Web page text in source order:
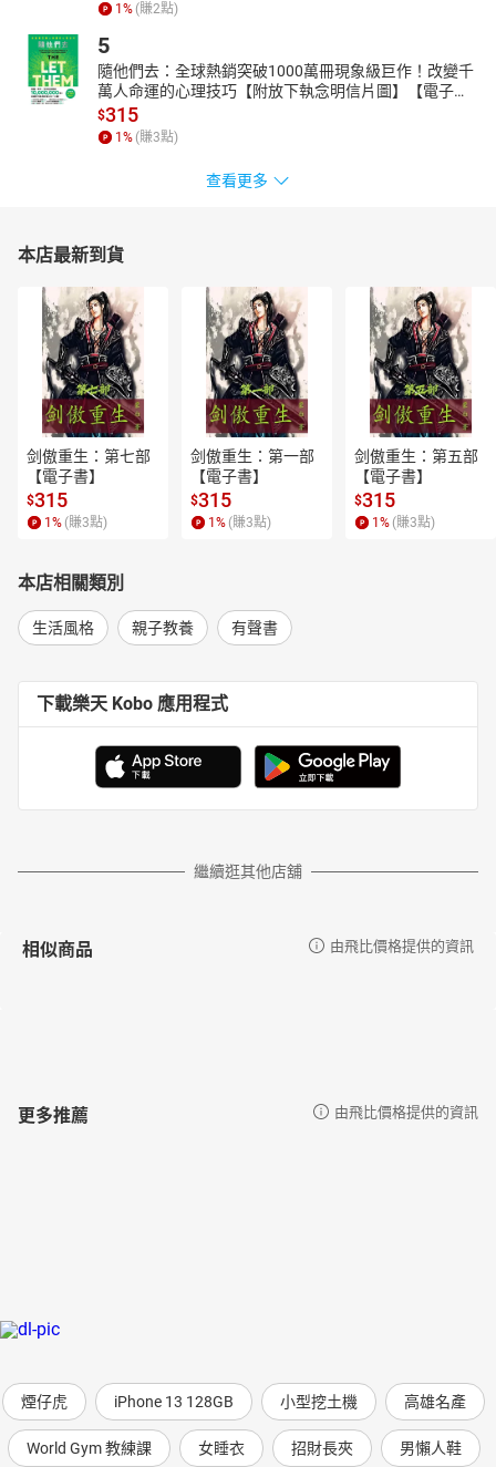
1 % (賺2點)
5
隨他們去：全球熱銷突破1000萬冊現象級巨作！改變千
萬人命運的心理技巧【附放下執念明信片圖】【電子
書】
$315
1 % (賺3點)
查看更多
本店最新到貨
剑傲重生：第七部
【電子書】
$315
1 % (賺3點)
剑傲重生：第一部
【電子書】
$315
1 % (賺3點)
剑傲重生：第五部
【電子書】
$315
1 % (賺3點)
本店相關類別
生活風格 親子教養 有聲書
下載樂天 Kobo 應用程式
繼續逛其他店舖
相似商品 由飛比價格提供的資訊
更多推薦 由飛比價格提供的資訊
煙仔虎 iPhone 13 128GB 小型挖土機 高雄名產
World Gym 教練課 女睡衣 招財長夾 男懶人鞋